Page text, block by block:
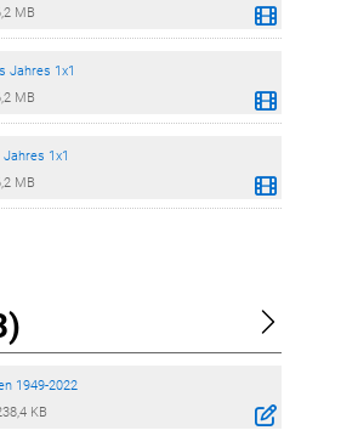
MB
Jahres 1x1
MB
1x1
MB
1949-2022
KB